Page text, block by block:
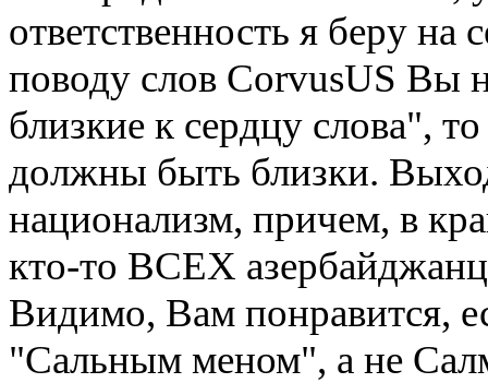
ответственность я беру
поводу слов CorvusUS Вы
близкие к сердцу слова",
должны быть близки.
национализм, причем, в
кто-то ВСЕХ
Видимо, Вам понравится,
"Сальным меном", а не